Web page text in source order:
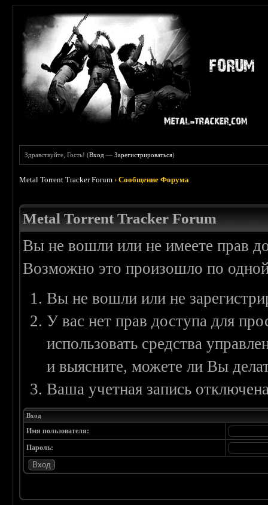
Здравствуйте, Гость! (Вход —Зарегистрироваться)
Metal Torrent Tracker Forum ›Сообщение Форума
Metal Torrent Tracker Forum
Вы не вошли или не имеете прав
Возможно это произошло по
Вы не вошли или не
У вас нет прав доступа для
использовать средства
и выясните, можете ли Вы
Ваша учетная запись
Вход
Имя пользователя:
Пароль: